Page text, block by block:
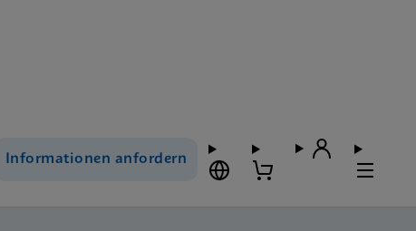
Informationen anfordern